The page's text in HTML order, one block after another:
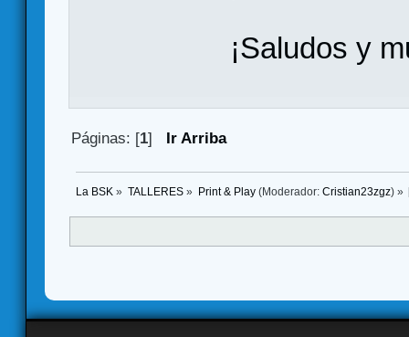
¡Saludos y
Páginas: [1] Ir Arriba
La BSK » TALLERES» Print & Play(Moderador: Cristian23zgz) »